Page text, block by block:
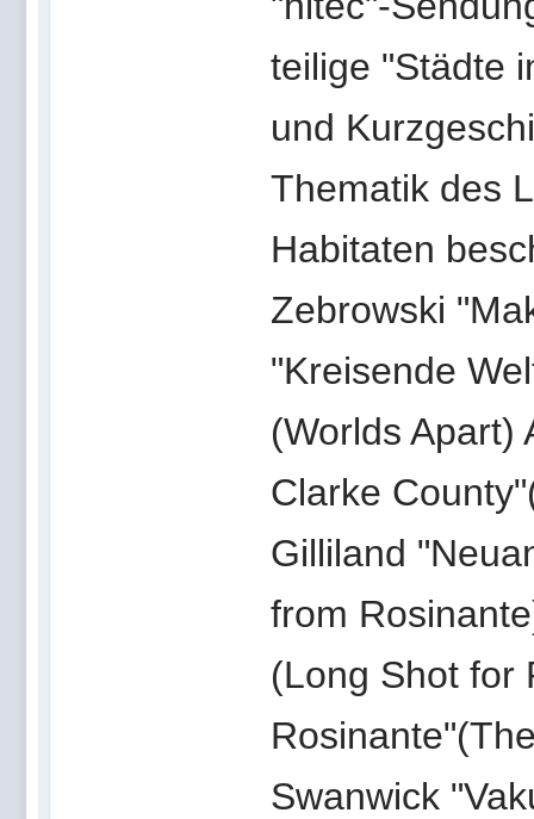
teilige "Städte
und
Thematik des
Habitaten
Zebrowski
"Kreisende
(Worlds Apart)
Clarke
Gilliland
from
(Long Shot for
Swanwick